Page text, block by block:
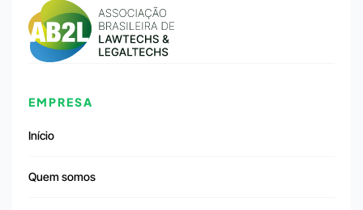
EMPRESA
Início
Quem somos